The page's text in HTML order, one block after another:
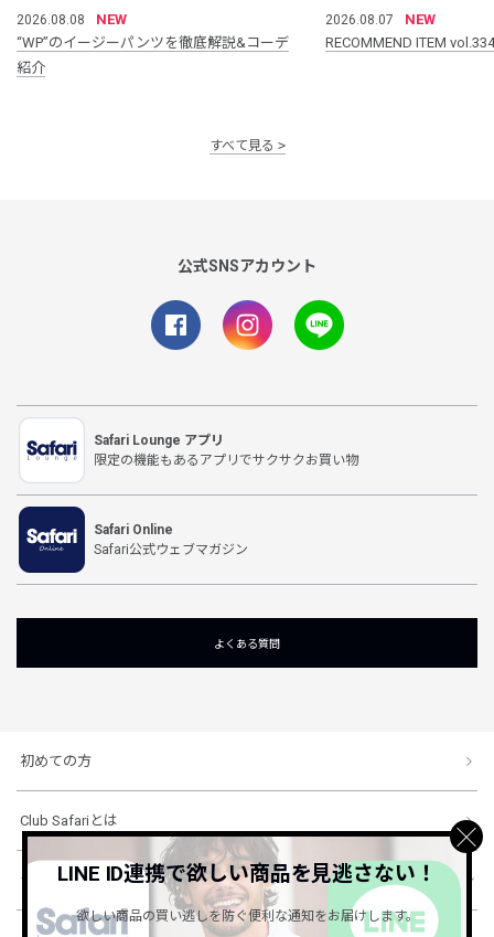
2026.08.08
NEW
“WP”のイージーパンツを徹底解説&コーデ
紹介
2026.08.07
NEW
RECOMMEND ITEM vol.334
すべて見る
公式SNSアカウント
Safari Lounge アプリ
限定の機能もあるアプリでサクサクお買い物
Safari Online
Safari公式ウェブマガジン
よくある質問
初めての方
Club Safariとは
ショッピングガイド
LINE ID連携で欲しい商品を見逃さない！
欲しい商品の買い逃しを防ぐ便利な通知をお届けします。